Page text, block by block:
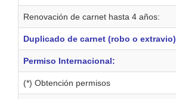
Renovación de carnet hasta 4 años:
Duplicado de carnet (robo o extravio)
Permiso Internacional:
(*) Obtención permisos